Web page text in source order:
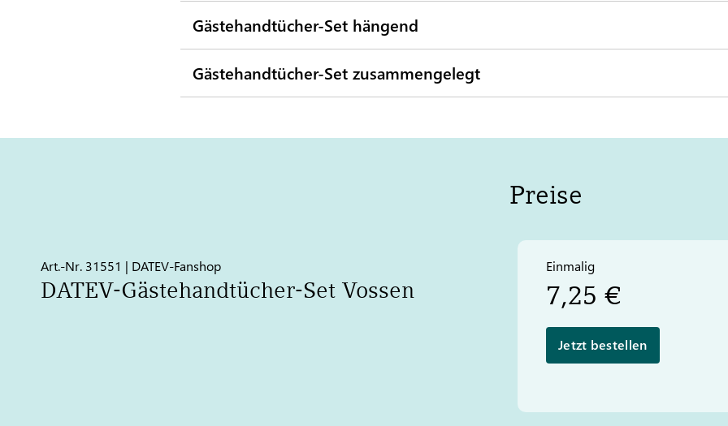
Gästehandtücher-Set hängend
Gästehandtücher-Set zusammengelegt
Preise
Art.-Nr. 31551 | DATEV-Fanshop
DATEV-Gästehandtücher-Set Vossen
Einmalig
7,25 €
Jetzt bestellen